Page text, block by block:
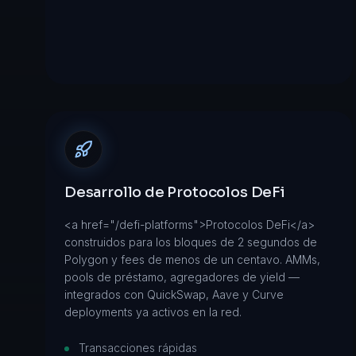
Desarrollo de Protocolos DeFi
<a href="/defi-platforms">Protocolos DeFi</a>
construidos para los bloques de 2 segundos de
Polygon y fees de menos de un centavo. AMMs,
pools de préstamo, agregadores de yield —
integrados con QuickSwap, Aave y Curve
deployments ya activos en la red.
Transacciones rápidas